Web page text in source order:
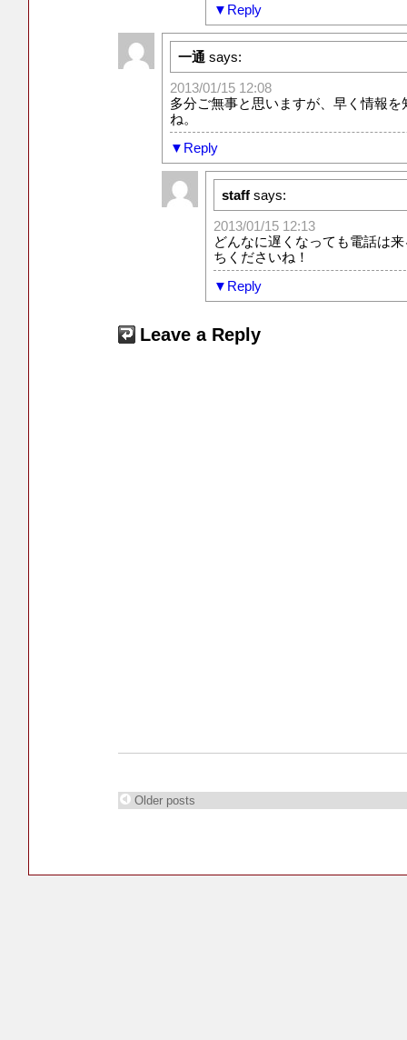
Reply
一通 says:
2013/01/15 12:08
多分ご無事と思いますが、早く情報
ね。
Reply
staff says:
2013/01/15 12:13
どんなに遅くなっても電話は
ちくださいね！
Reply
Leave a Reply
Older posts